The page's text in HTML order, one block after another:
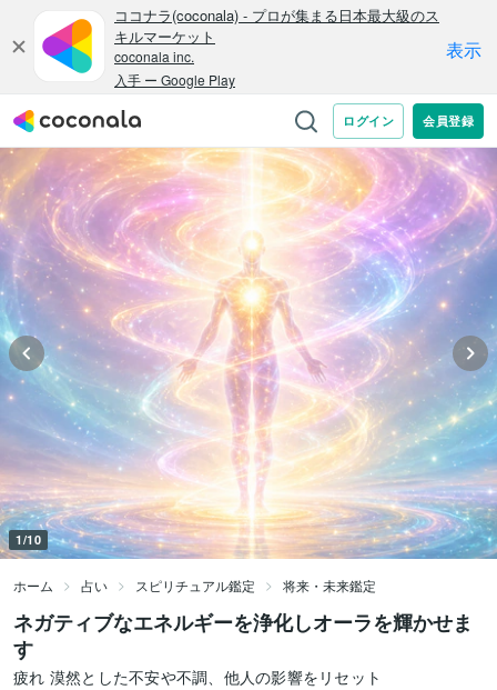
1/10
ホーム 占い スピリチュアル鑑定 将来・未来鑑定
ネガティブなエネルギーを浄化しオーラを輝かせま
す
疲れ 漠然とした不安や不調、他人の影響をリセット